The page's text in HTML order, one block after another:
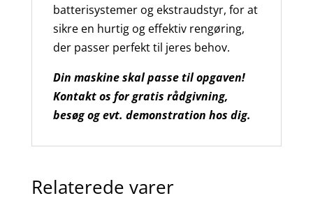
batterisystemer og ekstraudstyr, for at
sikre en hurtig og effektiv rengøring,
der passer perfekt til jeres behov.
Din maskine skal passe til opgaven!
Kontakt os for gratis rådgivning,
besøg og evt. demonstration hos dig.
Relaterede varer